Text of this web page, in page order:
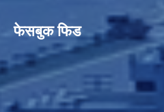
फेसबुक फिड